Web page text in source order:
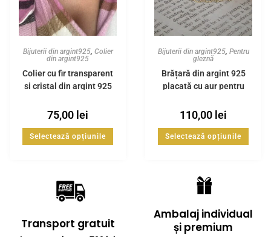
Bijuterii din argint925, Colier
din argint925
Colier cu fir transparent
si cristal din argint 925
75,00 lei
Selectează opțiunile
Bijuterii din argint925, Pentru
gleznă
Brățară din argint 925
placată cu aur pentru
110,00 lei
Selectează opțiunile
Transport gratuit
Ambalaj individual
și premium